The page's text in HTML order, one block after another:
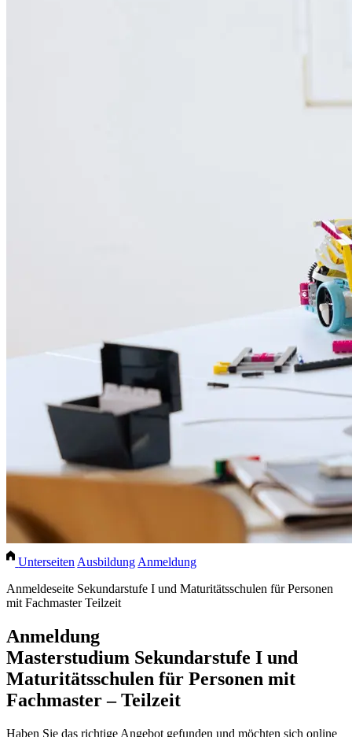
Unterseiten Ausbildung Anmeldung
Anmeldeseite Sekundarstufe I und Maturitätsschulen für Personen
mit Fachmaster Teilzeit
Anmeldung
Masterstudium Sekundarstufe I und
Maturitätsschulen für Personen mit
Fachmaster – Teilzeit
Haben Sie das richtige Angebot gefunden und möchten sich online